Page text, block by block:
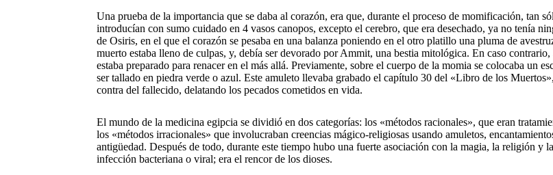
Una prueba de la importancia que se daba al corazón, era que, durante el proceso de momificación, tan
introducían con sumo cuidado en 4 vasos canopos, excepto el cerebro, que era desechado, ya no tenía
de Osiris, en el que el corazón se pesaba en una balanza poniendo en el otro platillo una pluma de
muerto estaba lleno de culpas, y, debía ser devorado por Ammit, una bestia mitológica. En caso
estaba preparado para renacer en el más allá. Previamente, sobre el cuerpo de la momia se colocaba un
ser tallado en piedra verde o azul. Este amuleto llevaba grabado el capítulo 30 del «Libro de los
contra del fallecido, delatando los pecados cometidos en vida.
El mundo de la medicina egipcia se dividió en dos categorías: los «métodos racionales», que eran
los «métodos irracionales» que involucraban creencias mágico-religiosas usando amuletos,
antigüedad. Después de todo, durante este tiempo hubo una fuerte asociación con la magia, la religión y
infección bacteriana o viral; era el rencor de los dioses.